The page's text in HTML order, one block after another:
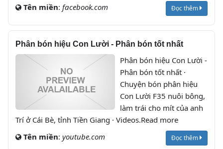
Tên miền: facebook.com Đọc thêm
Phân bón hiệu Con Lười - Phân bón tốt nhất
Phân bón hiệu Con Lười -
Phân bón tốt nhất ·
Chuyện bón phân hiệu
Con Lười F35 nuôi bông,
làm trái cho mít của anh
Trí ở Cái Bè, tỉnh Tiền Giang · Videos.Read more
Tên miền: youtube.com Đọc thêm